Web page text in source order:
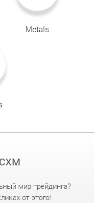
Metals
мир трейдинга?
от этого!